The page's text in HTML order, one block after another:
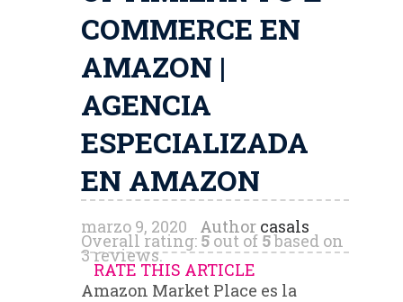
COMMERCE EN
AMAZON |
AGENCIA
ESPECIALIZADA
EN AMAZON
marzo 9, 2020 Author casals
Overall rating: 5 out of 5based on
3reviews.
RATE THIS ARTICLE
Amazon Market Place es la